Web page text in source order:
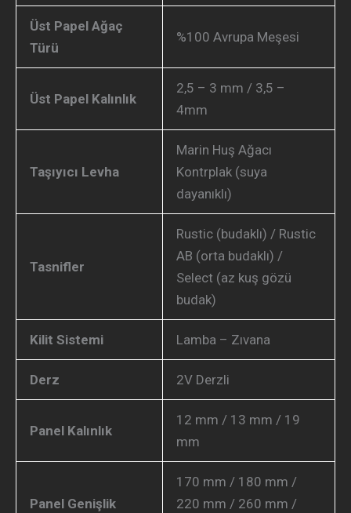
Üst Papel Ağaç
Türü
%100 Avrupa Meşesi
Üst Papel Kalınlık
2,5 – 3 mm / 3,5 –
4mm
Taşıyıcı Levha
Marin Huş Ağacı
Kontrplak (suya
dayanıklı)
Tasnifler
Rustic (budaklı) / Rustic
AB (orta budaklı) /
Select (az kuş gözü
budak)
Kilit Sistemi Lamba – Zıvana
Derz 2V Derzli
Panel Kalınlık
12 mm / 13 mm / 19
mm
Panel Genişlik
170 mm / 180 mm /
220 mm / 260 mm /